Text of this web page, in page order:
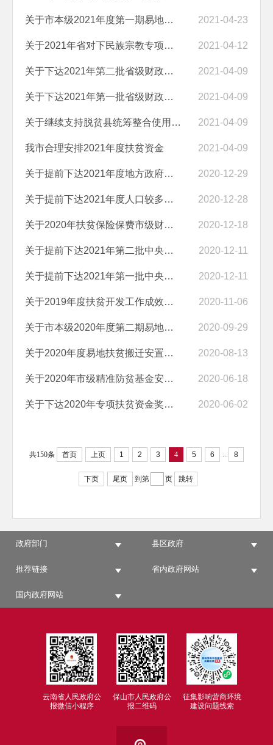
关于市本级2021年度第一期易地扶贫搬迁地方政府债券利息资金的公示 2021-04-23
关于2021年省对下民族宗教专项资金安排情况的公示 2021-04-12
关于下达2021年第二批省级财政专项扶贫资金（暂定名）安排情况的公示 2021-04-09
关于下达2021年第一批省级财政专项扶贫资金（暂定名）安排情况的公 2021-04-09
关于继续支持脱贫县统筹整合使用财政涉农资金工作的通知 2021-04-09
我市合理安排2021年度扶贫资金 2021-04-09
关于提前下达2021年度地方政府债券贴息补助资金安排情况的公示 2020-12-29
关于提前下达2021年度人口较多易地扶贫搬迁集中安置区后续产业扶持资金... 2020-12-28
关于2020年扶贫保险保费市级财政补助资金安排情况的公示 2020-12-18
关于提前下达2021年第二批中央财政专项扶贫资金安排情况的公示 2020-12-11
关于提前下达2021年第一批中央财政专项扶贫资金安排情况的公示 2020-12-11
关于2019年度扶贫开发工作成效考核奖补资金兑付情况的公示 2020-11-06
关于市本级2020年度第二期易地扶贫搬迁地方政府债券利息资金的公示 2020-09-29
关于2020年度易地扶贫搬迁安置点以奖代补资金安排情况的公示 2020-08-13
关于2020年市级精准防贫基金安排情况的公示 2020-06-18
关于下达2020年专项扶贫资金奖励资金安排情况的公示 2020-06-02
共150条 首页 上页 1 2 3 4 5 6 ... 8
下页 尾页 到第 页 跳转
政府部门 县区政府
推荐链接 省内政府网站
国内政府网站
云南省人民政府公
报微信小程序
保山市人民政府公
报二维码
征集影响营商环境
建设问题线索